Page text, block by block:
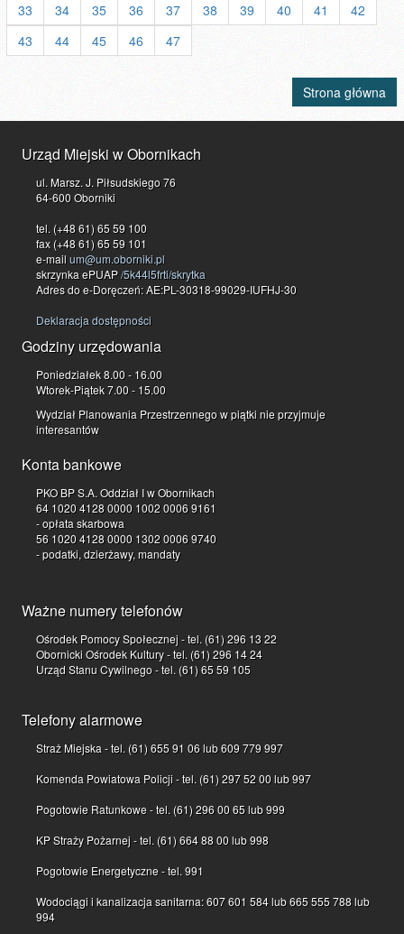
33
34 35 36 37 38 39 40 41
42
43
44 45 46 47
Strona główna
Urząd Miejski w Obornikach
ul. Marsz. J. Piłsudskiego 76
64-600 Oborniki
tel. (+48 61) 65 59 100
fax (+48 61) 65 59 101
e-mailum@um.oborniki.pl
skrzynka ePUAP/5k44l5frti/skrytka
Adres do e-Doręczeń: AE:PL-30318-99029-IUFHJ-30
Deklaracja dostępności
Godziny urzędowania
Poniedziałek 8.00 - 16.00
Wtorek-Piątek 7.00 - 15.00
Wydział Planowania Przestrzennego w piątki nie przyjmuje
interesantów
Konta bankowe
PKO BP S.A. Oddział I w Obornikach
64 1020 4128 0000 1002 0006 9161
- opłata skarbowa
56 1020 4128 0000 1302 0006 9740
- podatki, dzierżawy, mandaty
Ważne numery telefonów
Ośrodek Pomocy Społecznej - tel. (61) 296 13 22
Obornicki Ośrodek Kultury - tel. (61) 296 14 24
Urząd Stanu Cywilnego - tel. (61) 65 59 105
Telefony alarmowe
Straż Miejska - tel. (61) 655 91 06 lub 609 779 997
Komenda Powiatowa Policji - tel. (61) 297 52 00 lub 997
Pogotowie Ratunkowe - tel. (61) 296 00 65 lub 999
KP Straży Pożarnej - tel. (61) 664 88 00 lub 998
Pogotowie Energetyczne - tel. 991
Wodociągi i kanalizacja sanitarna: 607 601 584 lub 665 555 788 lub
994